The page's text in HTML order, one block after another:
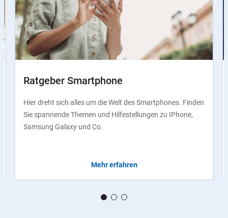
Ratgeber Smartphone
Hier dreht sich alles um die Welt des Smartphones. Finden
Sie spannende Themen und Hilfestellungen zu IPhone,
Samsung Galaxy und Co.
Mehr erfahren